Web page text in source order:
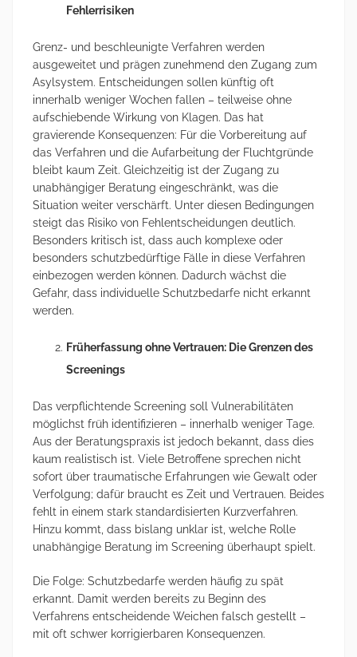
Fehlerrisiken
Grenz- und beschleunigte Verfahren werden
ausgeweitet und prägen zunehmend den Zugang zum
Asylsystem. Entscheidungen sollen künftig oft
innerhalb weniger Wochen fallen – teilweise ohne
aufschiebende Wirkung von Klagen. Das hat
gravierende Konsequenzen: Für die Vorbereitung auf
das Verfahren und die Aufarbeitung der Fluchtgründe
bleibt kaum Zeit. Gleichzeitig ist der Zugang zu
unabhängiger Beratung eingeschränkt, was die
Situation weiter verschärft. Unter diesen Bedingungen
steigt das Risiko von Fehlentscheidungen deutlich.
Besonders kritisch ist, dass auch komplexe oder
besonders schutzbedürftige Fälle in diese Verfahren
einbezogen werden können. Dadurch wächst die
Gefahr, dass individuelle Schutzbedarfe nicht erkannt
werden.
Früherfassung ohne Vertrauen: Die Grenzen des
Screenings
Das verpflichtende Screening soll Vulnerabilitäten
möglichst früh identifizieren – innerhalb weniger Tage.
Aus der Beratungspraxis ist jedoch bekannt, dass dies
kaum realistisch ist. Viele Betroffene sprechen nicht
sofort über traumatische Erfahrungen wie Gewalt oder
Verfolgung; dafür braucht es Zeit und Vertrauen. Beides
fehlt in einem stark standardisierten Kurzverfahren.
Hinzu kommt, dass bislang unklar ist, welche Rolle
unabhängige Beratung im Screening überhaupt spielt.
Die Folge: Schutzbedarfe werden häufig zu spät
erkannt. Damit werden bereits zu Beginn des
Verfahrens entscheidende Weichen falsch gestellt –
mit oft schwer korrigierbaren Konsequenzen.